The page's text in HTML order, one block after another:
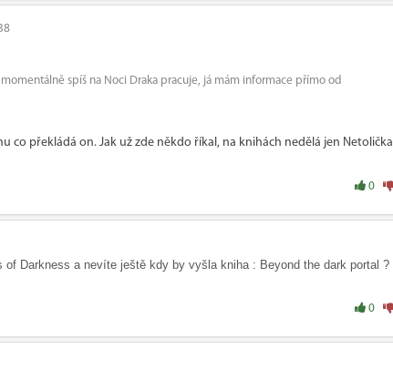
spíš na Noci Draka pracuje, já mám informace přímo od
co překládá on. Jak už zde někdo říkal, na knihách nedělá jen Netolička
0
of Darkness a nevíte ještě kdy by vyšla kniha : Beyond the dark portal ?
0